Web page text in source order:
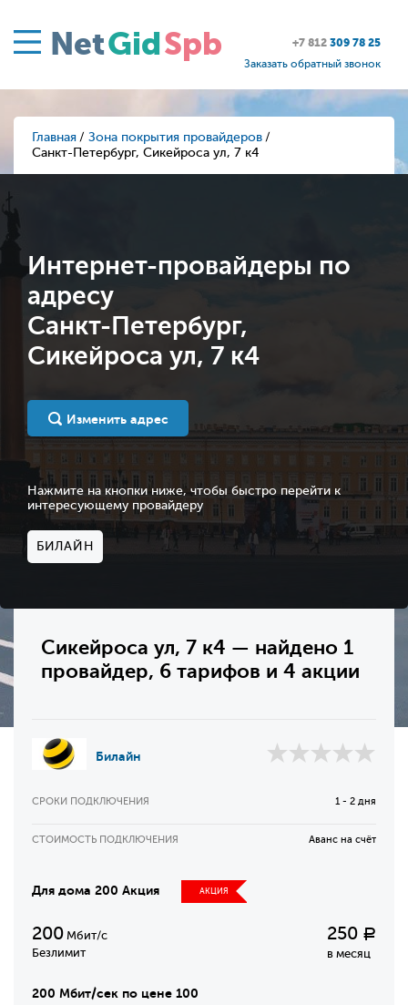
NetGidSpb +7 812 309 78 25
Заказать обратный звонок
Главная
Зона покрытия провайдеров
Санкт-Петербург, Сикейроса ул, 7 к4
Интернет-провайдеры по
адресу
Санкт-Петербург,
Сикейроса ул, 7 к4
Изменить адрес
Нажмите на кнопки ниже, чтобы быстро перейти к
интересующему провайдеру
БИЛАЙН
Сикейроса ул, 7 к4 — найдено 1
провайдер, 6 тарифов и 4 акции
Билайн
СРОКИ ПОДКЛЮЧЕНИЯ 1 - 2 дня
СТОИМОСТЬ ПОДКЛЮЧЕНИЯ Аванс на счёт
Для дома 200 Акция АКЦИЯ
200 Мбит/с
Безлимит
250 Р
в месяц
200 Мбит/сек по цене 100